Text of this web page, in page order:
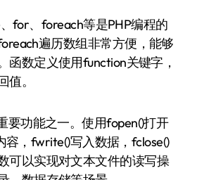
for、foreach等是PHP编程的
遍历数组非常方便，能够
函数定义使用function关键字，
。
要功能之一。使用fopen()打开
容，fwrite()写入数据，fclose()
可以实现对文本文件的读写操